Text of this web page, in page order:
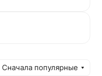
Сначала популярные